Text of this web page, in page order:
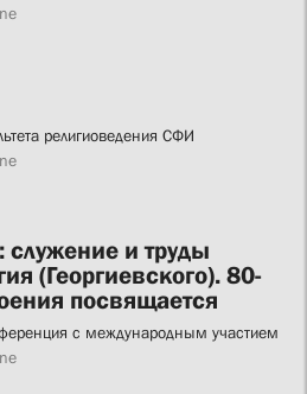
религиоведения СФИ
служение и труды
(Георгиевского). 80-
посвящается
с международным участием